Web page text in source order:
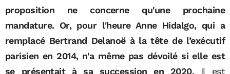
proposition ne concerne qu'une prochaine
mandature. Or, pour l'heure Anne Hidalgo, qui a
remplacé Bertrand Delanoë à la tête de l’exécutif
parisien en 2014, n'a même pas dévoilé si elle est
se présentait à sa succession en 2020. Il est